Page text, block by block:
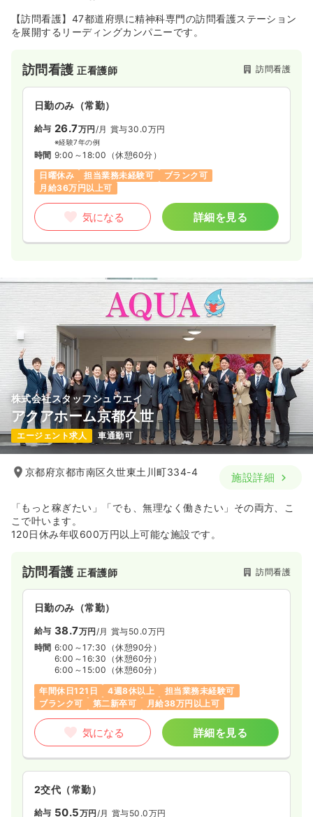
【訪問看護】47都道府県に精神科専門の訪問看護ステーション
を展開するリーディングカンパニーです。
訪問看護正看護師 訪問看護
日勤のみ（常勤）
給与 26.7万円 /月 賞与30.0万円
※経験7年の例
時間 9:00～18:00 （休憩60分）
日曜休み
担当業務未経験可
ブランク可
月給36万円以上可
気になる 詳細を見る
株式会社スタッフシュウエイ
アクアホーム京都久世
エージェント求人 車通勤可
京都府京都市南区久世東土川町334-4 施設詳細
「もっと稼ぎたい」「でも、無理なく働きたい」その両方、こ
こで叶います。
120日休み年収600万円以上可能な施設です。
訪問看護正看護師 訪問看護
日勤のみ（常勤）
給与 38.7万円/月 賞与50.0万円
時間 6:00～17:30 （休憩90分）
6:00～16:30 （休憩60分）
6:00～15:00 （休憩60分）
年間休日121日
4週8休以上
担当業務未経験可
ブランク可
第二新卒可 月給38万円以上可
気になる 詳細を見る
2交代（常勤）
給与 50.5万円/月 賞与50.0万円